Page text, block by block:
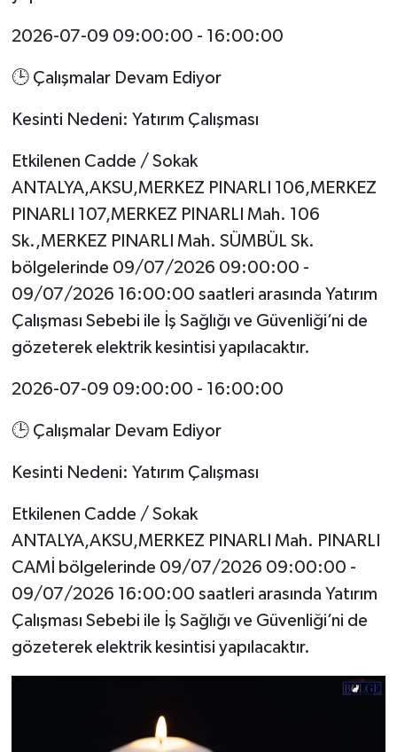
2026-07-09 09:00:00 - 16:00:00
🕒 Çalışmalar Devam Ediyor
Kesinti Nedeni: Yatırım Çalışması
Etkilenen Cadde / Sokak
ANTALYA,AKSU,MERKEZ PINARLI 106,MERKEZ
PINARLI 107,MERKEZ PINARLI Mah. 106
Sk.,MERKEZ PINARLI Mah. SÜMBÜL Sk.
bölgelerinde 09/07/2026 09:00:00 -
09/07/2026 16:00:00 saatleri arasında Yatırım
Çalışması Sebebi ile İş Sağlığı ve Güvenliği’ni de
gözeterek elektrik kesintisi yapılacaktır.
2026-07-09 09:00:00 - 16:00:00
🕒 Çalışmalar Devam Ediyor
Kesinti Nedeni: Yatırım Çalışması
Etkilenen Cadde / Sokak
ANTALYA,AKSU,MERKEZ PINARLI Mah. PINARLI
CAMİ bölgelerinde 09/07/2026 09:00:00 -
09/07/2026 16:00:00 saatleri arasında Yatırım
Çalışması Sebebi ile İş Sağlığı ve Güvenliği’ni de
gözeterek elektrik kesintisi yapılacaktır.